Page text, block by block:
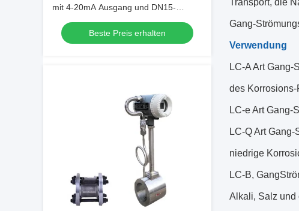
mit 4-20mA Ausgang und DN15-
DN1800 Durchmesser für Druckluft und
Gas
Beste Preis erhalten
Transport, die
Gang-
Verwendung
LC-A Art
des
LC-e Art Gang-
LC-Q Art
niedrige
LC-B,
Alkali, Salz und